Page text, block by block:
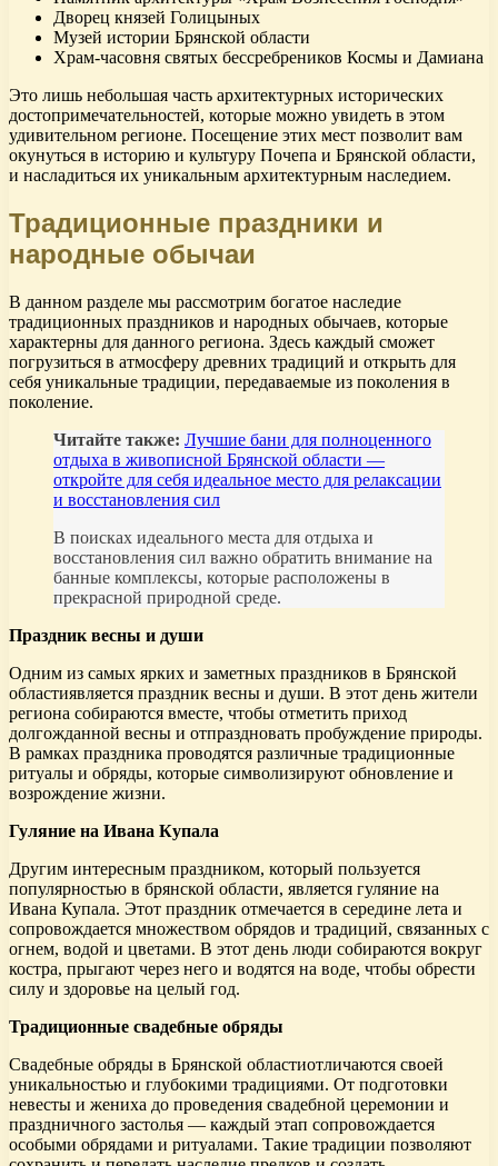
Дворец князей Голицыных
Музей истории Брянской области
Храм-часовня святых бессребреников Космы и Дамиана
Это лишь небольшая часть архитектурных исторических
достопримечательностей, которые можно увидеть в этом
удивительном регионе. Посещение этих мест позволит вам
окунуться в историю и культуру Почепа и Брянской области,
и насладиться их уникальным архитектурным наследием.
Традиционные праздники и
народные обычаи
В данном разделе мы рассмотрим богатое наследие
традиционных праздников и народных обычаев, которые
характерны для данного региона. Здесь каждый сможет
погрузиться в атмосферу древних традиций и открыть для
себя уникальные традиции, передаваемые из поколения в
поколение.
Читайте также: Лучшие бани для полноценного
отдыха в живописной Брянской области —
откройте для себя идеальное место для релаксации
и восстановления сил
В поисках идеального места для отдыха и
восстановления сил важно обратить внимание на
банные комплексы, которые расположены в
прекрасной природной среде.
Праздник весны и души
Одним из самых ярких и заметных праздников в Брянской
областиявляется праздник весны и души. В этот день жители
региона собираются вместе, чтобы отметить приход
долгожданной весны и отпраздновать пробуждение природы.
В рамках праздника проводятся различные традиционные
ритуалы и обряды, которые символизируют обновление и
возрождение жизни.
Гуляние на Ивана Купала
Другим интересным праздником, который пользуется
популярностью в брянской области, является гуляние на
Ивана Купала. Этот праздник отмечается в середине лета и
сопровождается множеством обрядов и традиций, связанных с
огнем, водой и цветами. В этот день люди собираются вокруг
костра, прыгают через него и водятся на воде, чтобы обрести
силу и здоровье на целый год.
Традиционные свадебные обряды
Свадебные обряды в Брянской областиотличаются своей
уникальностью и глубокими традициями. От подготовки
невесты и жениха до проведения свадебной церемонии и
праздничного застолья — каждый этап сопровождается
особыми обрядами и ритуалами. Такие традиции позволяют